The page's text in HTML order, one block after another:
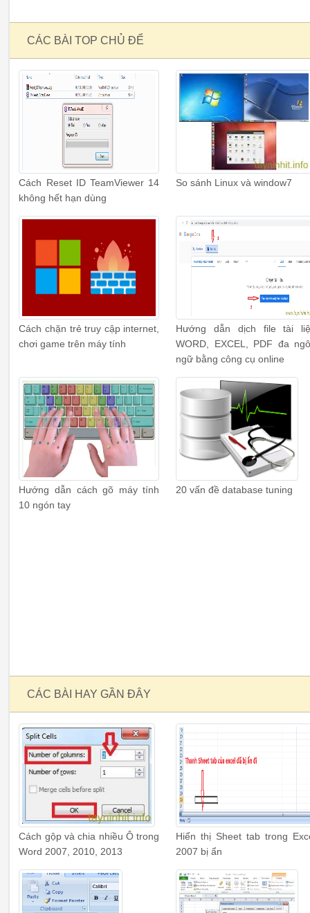
CÁC BÀI TOP CHỦ ĐỂ
Cách Reset ID TeamViewer 14
không hết hạn dùng
So sánh Linux và window7
Cách chặn trẻ truy cập internet,
chơi game trên máy tính
Hướng dẫn dịch file tài
WORD, EXCEL, PDF đa
ngữ bằng công cụ online
Hướng dẫn cách gõ máy tính
10 ngón tay
20 vấn đề database tuning
CÁC BÀI HAY GẦN ĐÂY
Cách gộp và chia nhiều Ô trong
Word 2007, 2010, 2013
Hiển thị Sheet tab trong
2007 bị ẩn